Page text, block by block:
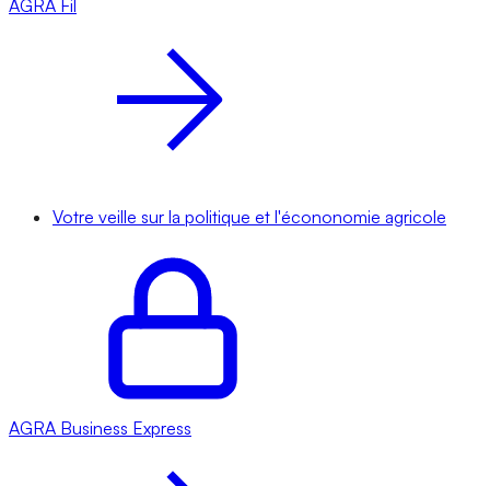
AGRA Fil
Votre veille sur la politique et l'écononomie agricole
AGRA Business Express